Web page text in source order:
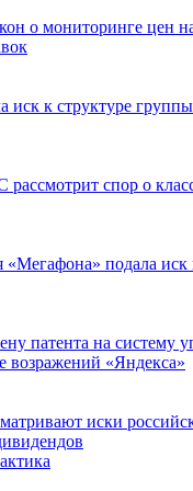
о мониторинге цен
иск к структуре
спор о
«Мегафона» подала
патента на систему
возражений «Яндекса»
иски